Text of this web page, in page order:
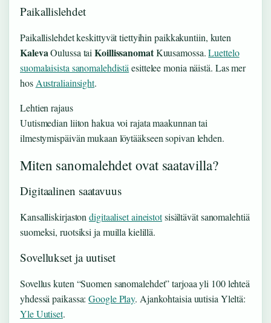
Paikallislehdet
Paikallislehdet keskittyvät tiettyihin paikkakuntiin, kuten
KalevaOulussa taiKoillissanomatKuusamossa.Luettelo
suomalaisista sanomalehdistä esittelee monia näistä. Las mer
hos Australiainsight.
Lehtien rajaus
Uutismedian liiton hakua voi rajata maakunnan tai
ilmestymispäivän mukaan löytääkseen sopivan lehden.
Miten sanomalehdet ovat saatavilla?
Digitaalinen saatavuus
Kansalliskirjastondigitaaliset aineistotsisältävät sanomalehtiä
suomeksi, ruotsiksi ja muilla kielillä.
Sovellukset ja uutiset
Sovellus kuten “Suomen sanomalehdet” tarjoaa yli 100 lehteä
yhdessä paikassa:Google Play. Ajankohtaisia uutisia Yleltä:
Yle Uutiset.